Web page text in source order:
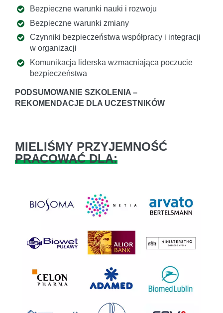
Bezpieczne warunki nauki i rozwoju
Bezpieczne warunki zmiany
Czynniki bezpieczeństwa współpracy i integracji
w organizacji
Komunikacja liderska wzmacniająca poczucie
bezpieczeństwa
PODSUMOWANIE SZKOLENIA –
REKOMENDACJE DLA UCZESTNIKÓW
MIELIŚMY PRZYJEMNOŚĆ
PRACOWAĆ DLA: